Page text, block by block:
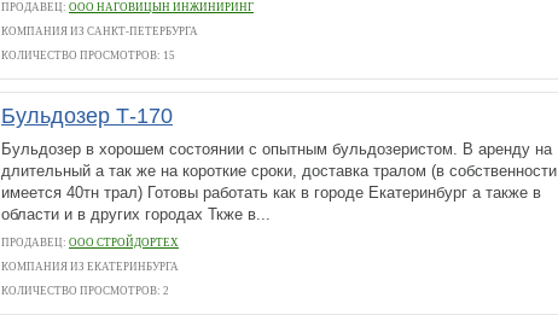
ПРОДАВЕЦ: ООО НАГОВИЦЫН ИНЖИНИРИНГ
КОМПАНИЯ ИЗ САНКТ-ПЕТЕРБУРГА
КОЛИЧЕСТВО ПРОСМОТРОВ: 15
Бульдозер Т-170
Бульдозер в хорошем состоянии с опытным бульдозеристом. В аренду на
длительный а так же на короткие сроки, доставка тралом (в собственности
имеется 40тн трал) Готовы работать как в городе Екатеринбург а также в
области и в других городах Ткже в...
ПРОДАВЕЦ: ООО СТРОЙДОРТЕХ
КОМПАНИЯ ИЗ ЕКАТЕРИНБУРГА
КОЛИЧЕСТВО ПРОСМОТРОВ: 2